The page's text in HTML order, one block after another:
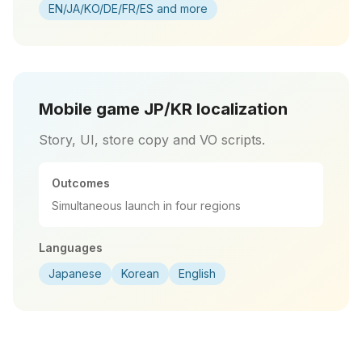
EN/JA/KO/DE/FR/ES and more
Mobile game JP/KR localization
Story, UI, store copy and VO scripts.
Outcomes
Simultaneous launch in four regions
Languages
Japanese
Korean English